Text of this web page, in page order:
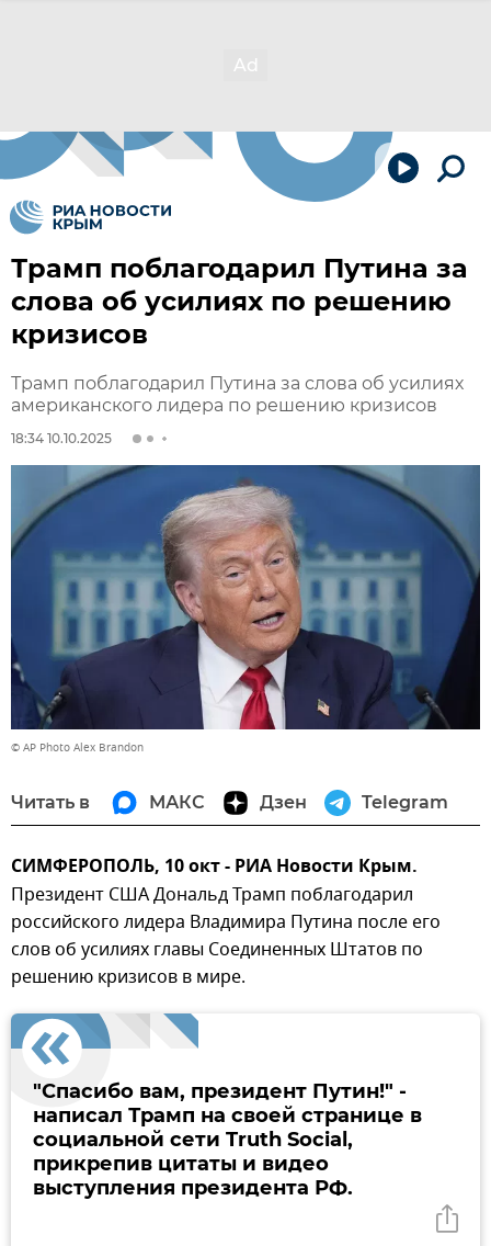
Трамп поблагодарил Путина за
слова об усилиях по решению
кризисов
Трамп поблагодарил Путина за слова об усилиях
американского лидера по решению кризисов
18:34 10.10.2025
© AP Photo Alex Brandon
Читать в МАКС Дзен Telegram
СИМФЕРОПОЛЬ, 10 окт - РИА Новости Крым.
Президент США Дональд Трамп поблагодарил
российского лидера Владимира Путина после его
слов об усилиях главы Соединенных Штатов по
решению кризисов в мире.
"Спасибо вам, президент Путин!" -
написал Трамп на своей странице в
социальной сети Truth Social,
прикрепив цитаты и видео
выступления президента РФ.